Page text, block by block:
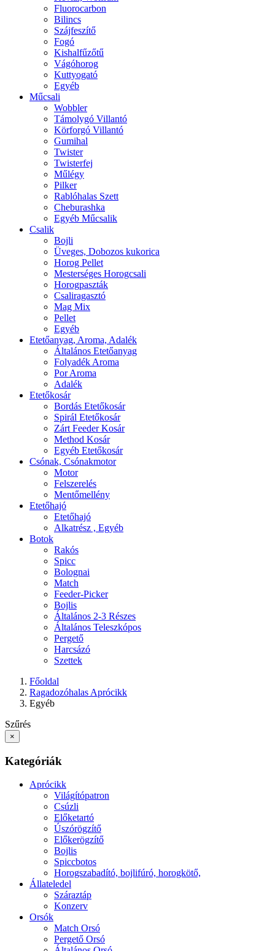
Fluorocarbon
Bilincs
Szájfeszítő
Fogó
Kishalfűzőtű
Vágóhorog
Kuttyogató
Egyéb
Műcsali
Wobbler
Támolygó Villantó
Körforgó Villantó
Gumihal
Twister
Twisterfej
Műlégy
Pilker
Rablóhalas Szett
Cheburashka
Egyéb Műcsalik
Csalik
Bojli
Üveges, Dobozos kukorica
Horog Pellet
Mesterséges Horogcsali
Horogpaszták
Csaliragasztó
Mag Mix
Pellet
Egyéb
Etetőanyag, Aroma, Adalék
Általános Etetőanyag
Folyadék Aroma
Por Aroma
Adalék
Etetőkosár
Bordás Etetőkosár
Spirál Etetőkosár
Zárt Feeder Kosár
Method Kosár
Egyéb Etetőkosár
Csónak, Csónakmotor
Motor
Felszerelés
Mentőmellény
Etetőhajó
Etetőhajó
Alkatrész , Egyéb
Botok
Rakós
Spicc
Bolognai
Match
Feeder-Picker
Bojlis
Általános 2-3 Részes
Általános Teleszkópos
Pergető
Harcsázó
Szettek
Főoldal
Ragadozóhalas Aprócikk
Egyéb
Szűrés
×
Kategóriák
Aprócikk
Világítópatron
Csúzli
Előketartó
Úszórögzítő
Előkerögzítő
Bojlis
Spiccbotos
Horogszabadító, bojlifúró, horogkötő,
Állateledel
Száraztáp
Konzerv
Orsók
Match Orsó
Pergető Orsó